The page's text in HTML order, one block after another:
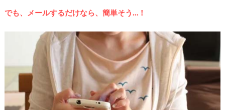
でも、メールするだけなら、簡単そう…！